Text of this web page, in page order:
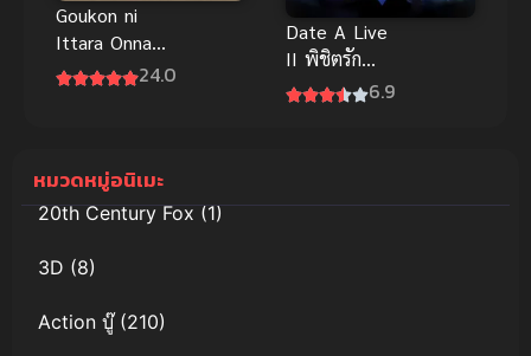
Goukon ni
Ittara Onna
ga Inakatta24.0
Date A Live
II พิชิตรัก
พิทักษ์โลก6.9
หมวดหมู่อนิเมะ
20th Century Fox(1)
3D (8)
Action บู๊(210)